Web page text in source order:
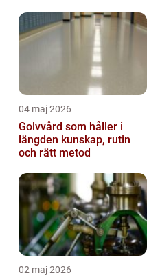
04 maj 2026
Golvvård som håller i
längden kunskap, rutin
och rätt metod
02 maj 2026